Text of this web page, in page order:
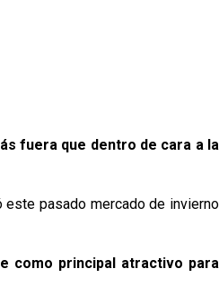
fuera que dentro de cara a la
este pasado mercado de invierno
como principal atractivo para